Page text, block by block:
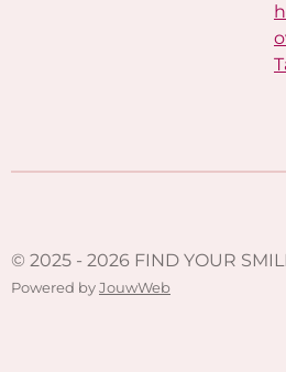
© 2025 - 2026 FIND YOUR
Powered byJouwWeb